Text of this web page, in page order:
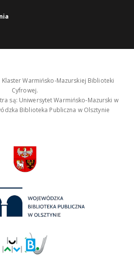
Warmińsko-Mazurskiej Biblioteki
Cyfrowej.
są: Uniwersytet Warmińsko-Mazurski w
Biblioteka Publiczna w Olsztynie